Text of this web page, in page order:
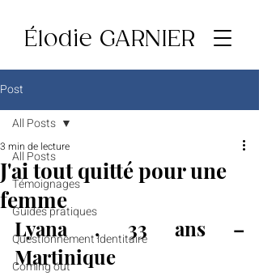
Élodie GARNIER
Post
All Posts
Témoignages
Guides pratiques
Questionnement identitaire
Coming out
All Posts
J'ai tout quitté pour une
femme
3 min de lecture
Lyana , 33 ans –
Martinique